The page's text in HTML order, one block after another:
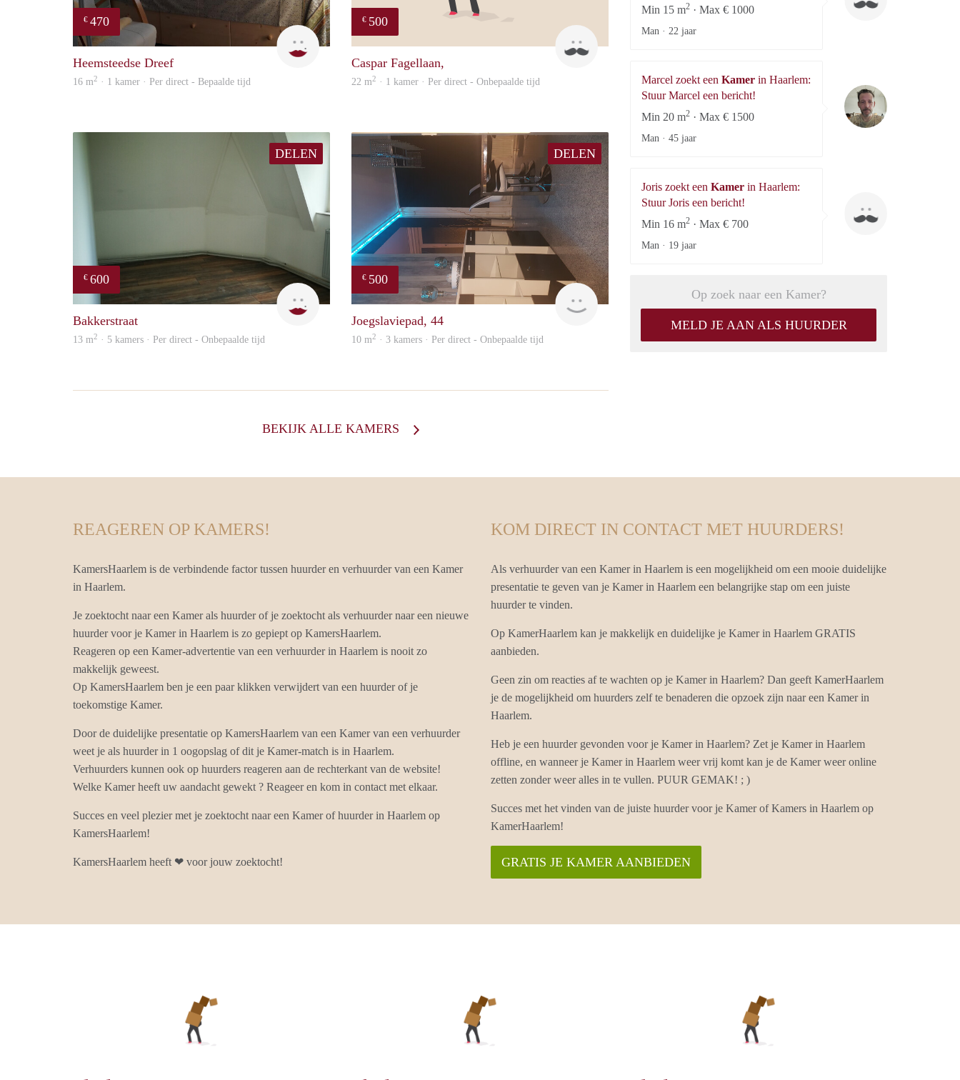
€ 470
Barbara
Heemsteedse Dreef
16 m2 · 1 kamer · Per direct - Bepaalde tijd
€ 500
Robert & Lilian
Caspar Fagellaan,
22 m2 · 1 kamer · Per direct - Onbepaalde tijd
DELEN
€ 600
Yanlingpoon
Bakkerstraat
13 m2 · 5 kamers · Per direct - Onbepaalde tijd
DELEN
€ 500
Samira
Joegslaviepad, 44
10 m2 · 3 kamers · Per direct - Onbepaalde tijd
BEKIJK ALLE KAMERS
Min 15 m2 · Max € 1000
Man · 22 jaar
Marcel zoekt een Kamer in Haarlem:
Stuur Marcel een bericht!
Min 20 m2 · Max € 1500
Man · 45 jaar
Joris zoekt een Kamer in Haarlem:
Stuur Joris een bericht!
Min 16 m2 · Max € 700
Man · 19 jaar
Op zoek naar een Kamer?
MELD JE AAN ALS HUURDER
REAGEREN OP KAMERS!
KamersHaarlem is de verbindende factor tussen huurder en verhuurder van een Kamer
in Haarlem.
Je zoektocht naar een Kamer als huurder of je zoektocht als verhuurder naar een nieuwe
huurder voor je Kamer in Haarlem is zo gepiept op KamersHaarlem.
Reageren op een Kamer-advertentie van een verhuurder in Haarlem is nooit zo
makkelijk geweest.
Op KamersHaarlem ben je een paar klikken verwijdert van een huurder of je
toekomstige Kamer.
Door de duidelijke presentatie op KamersHaarlem van een Kamer van een verhuurder
weet je als huurder in 1 oogopslag of dit je Kamer-match is in Haarlem.
Verhuurders kunnen ook op huurders reageren aan de rechterkant van de website!
Welke Kamer heeft uw aandacht gewekt ? Reageer en kom in contact met elkaar.
Succes en veel plezier met je zoektocht naar een Kamer of huurder in Haarlem op
KamersHaarlem!
KamersHaarlem heeft ❤ voor jouw zoektocht!
KOM DIRECT IN CONTACT MET HUURDERS!
Als verhuurder van een Kamer in Haarlem is een mogelijkheid om een mooie duidelijke
presentatie te geven van je Kamer in Haarlem een belangrijke stap om een juiste
huurder te vinden.
Op KamerHaarlem kan je makkelijk en duidelijke je Kamer in Haarlem GRATIS
aanbieden.
Geen zin om reacties af te wachten op je Kamer in Haarlem? Dan geeft KamerHaarlem
je de mogelijkheid om huurders zelf te benaderen die opzoek zijn naar een Kamer in
Haarlem.
Heb je een huurder gevonden voor je Kamer in Haarlem? Zet je Kamer in Haarlem
offline, en wanneer je Kamer in Haarlem weer vrij komt kan je de Kamer weer online
zetten zonder weer alles in te vullen. PUUR GEMAK! ; )
Succes met het vinden van de juiste huurder voor je Kamer of Kamers in Haarlem op
KamerHaarlem!
GRATIS JE KAMER AANBIEDEN